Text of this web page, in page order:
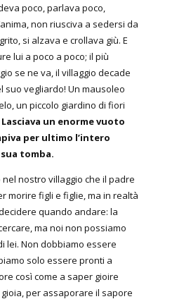
poco, parlava poco,
non riusciva a sedersi da
si alzava e crollava giù. E
lui a poco a poco; il più
se ne va, il villaggio decade
suo vegliardo! Un mausoleo
un piccolo giardino di fiori
Lasciava un enorme vuoto
per ultimo l’intero
tomba.
nostro villaggio che il padre
morire figli e figlie, ma in realtà
quando andare: la
ma noi non possiamo
lei. Non dobbiamo essere
solo essere pronti a
così come a saper gioire
per assaporare il sapore